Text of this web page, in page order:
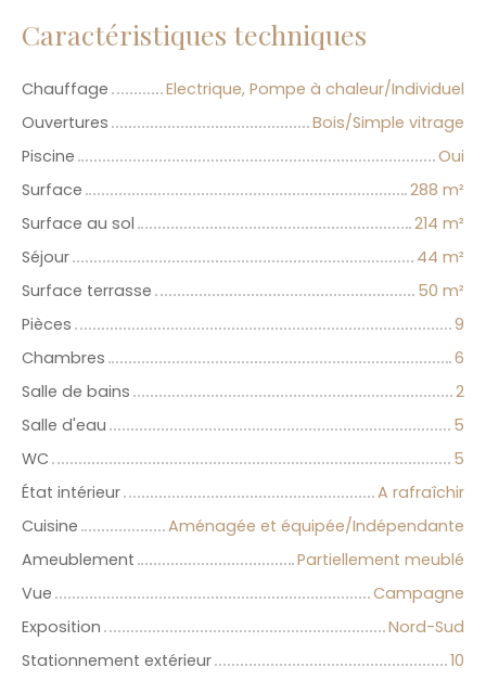
Caractéristiques techniques
Chauffage
Electrique, Pompe à chaleur/Individuel
Ouvertures
Bois/Simple vitrage
Piscine
Oui
Surface
288 m²
Surface au sol
214 m²
Séjour
44 m²
Surface terrasse
50 m²
Pièces
9
Chambres
6
Salle de bains
2
Salle d'eau
5
WC
5
État intérieur
A rafraîchir
Cuisine
Aménagée et équipée/Indépendante
Ameublement
Partiellement meublé
Vue
Campagne
Exposition
Nord-Sud
Stationnement extérieur
10